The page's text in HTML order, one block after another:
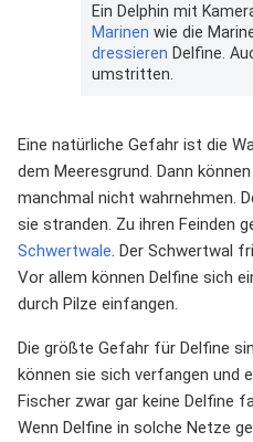
Ein Delphin mit
Marinen wie die
dressieren Delfine.
umstritten.
Eine natürliche Gefahr ist die
dem Meeresgrund. Dann
manchmal nicht wahrnehmen.
sie stranden. Zu ihren Feinden
Schwertwale. Der Schwertwal
Vor allem können Delfine sich
durch Pilze einfangen.
Die größte Gefahr für Delfine
können sie sich verfangen und
Fischer zwar gar keine Delfine
Wenn Delfine in solche Netze